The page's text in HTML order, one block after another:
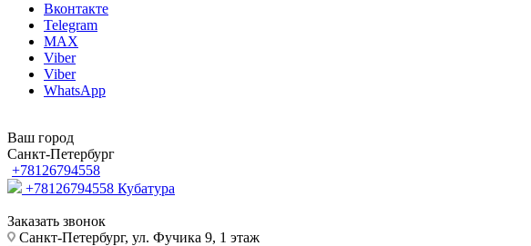
Вконтакте
Telegram
MAX
Viber
Viber
WhatsApp
Ваш город
Санкт-Петербург
+78126794558
+78126794558 Кубатура
Заказать звонок
Санкт-Петербург, ул. Фучика 9, 1 этаж